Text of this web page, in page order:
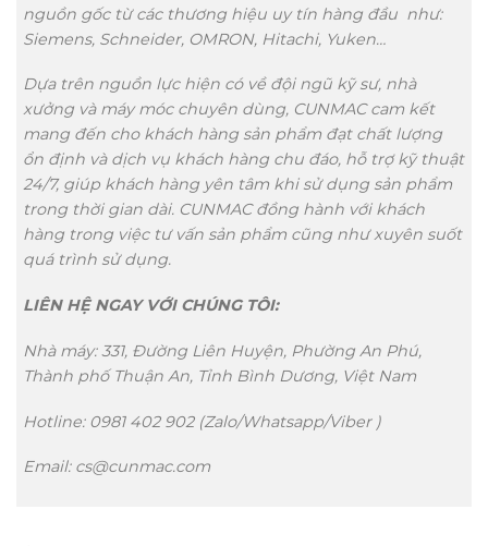
nguồn gốc từ các thương hiệu uy tín hàng đầu như:
Siemens, Schneider, OMRON, Hitachi, Yuken…
Dựa trên nguồn lực hiện có về đội ngũ kỹ sư, nhà
xưởng và máy móc chuyên dùng, CUNMAC cam kết
mang đến cho khách hàng sản phẩm đạt chất lượng
ổn định và dịch vụ khách hàng chu đáo, hỗ trợ kỹ thuật
24/7, giúp khách hàng yên tâm khi sử dụng sản phẩm
trong thời gian dài. CUNMAC đồng hành với khách
hàng trong việc tư vấn sản phẩm cũng như xuyên suốt
quá trình sử dụng.
LIÊN HỆ NGAY VỚI CHÚNG TÔI:
Nhà máy: 331, Đường Liên Huyện, Phường An Phú,
Thành phố Thuận An, Tỉnh Bình Dương, Việt Nam
Hotline: 0981 402 902 (Zalo/Whatsapp/Viber )
Email: cs@cunmac.com